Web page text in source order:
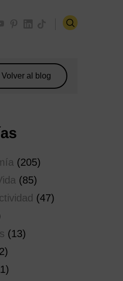
Volver al blog
(205)
(85)
(47)
(13)